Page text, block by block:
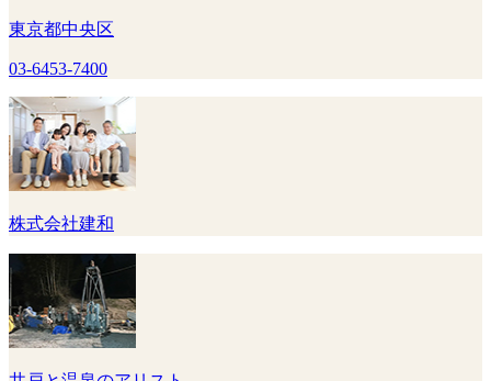
東京都中央区
03-6453-7400
株式会社建和